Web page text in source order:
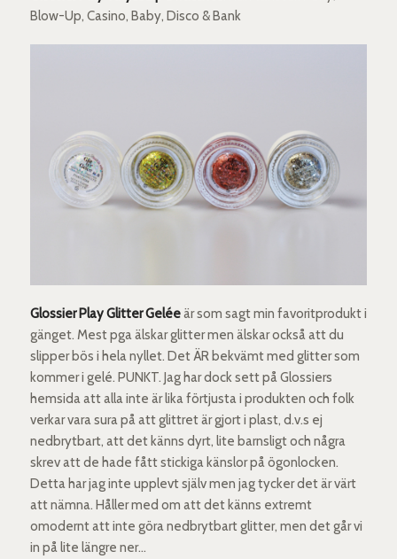
Blow-Up, Casino, Baby, Disco & Bank
Glossier Play Glitter Geléeär som sagt min favoritprodukt i
gänget. Mest pga älskar glitter men älskar också att du
slipper bös i hela nyllet. Det ÄR bekvämt med glitter som
kommer i gelé. PUNKT. Jag har dock sett på Glossiers
hemsida att alla inte är lika förtjusta i produkten och folk
verkar vara sura på att glittret är gjort i plast, d.v.s ej
nedbrytbart, att det känns dyrt, lite barnsligt och några
skrev att de hade fått stickiga känslor på ögonlocken.
Detta har jag inte upplevt själv men jag tycker det är värt
att nämna. Håller med om att det känns extremt
omodernt att inte göra nedbrytbart glitter, men det går vi
in på lite längre ner…